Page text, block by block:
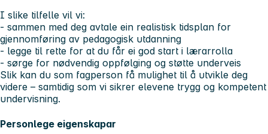
I slike tilfelle vil vi:
- sammen med deg avtale ein realistisk tidsplan for
gjennomføring av pedagogisk utdanning
- legge til rette for at du får ei god start i lærarrolla
- sørge for nødvendig oppfølging og støtte underveis
Slik kan du som fagperson få mulighet til å utvikle deg
videre – samtidig som vi sikrer elevene trygg og kompetent
undervisning.
Personlege eigenskapar